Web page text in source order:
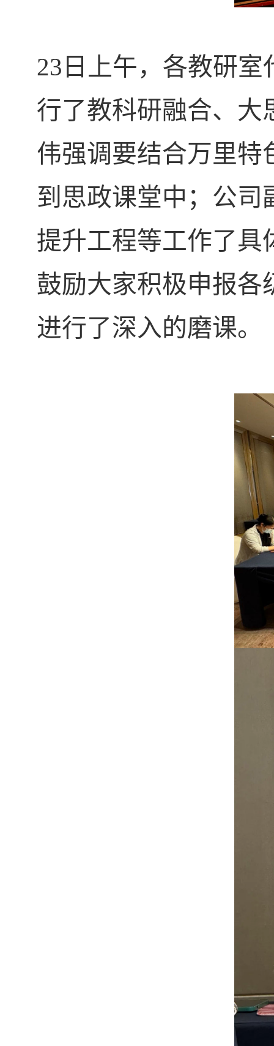
23 日上午，各教研
行了教科研融合、大
伟强调要结合万里特
到思政课堂中；公司
提升工程等工作了具
鼓励大家积极申报各
进行了深入的磨课。